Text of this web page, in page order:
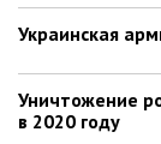
Украинская
Уничтожение
в 2020 году